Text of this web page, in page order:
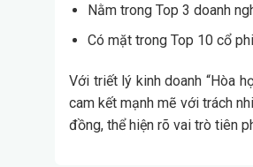
Nằm trong Top 3 doanh
Có mặt trong Top 10 cổ
Với triết lý kinh doanh “Hòa
cam kết mạnh mẽ với trách
đồng, thể hiện rõ vai trò tiên